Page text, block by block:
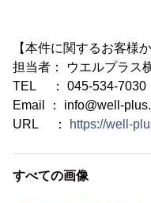
【本件に関するお客様
担当者： ウエルプラ
TEL ： 045-534-7030
Email ： info@well-
URL ：
https://well-
すべての画像